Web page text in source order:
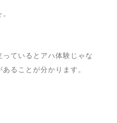
ているとアハ体験じゃな
ることが分かります。